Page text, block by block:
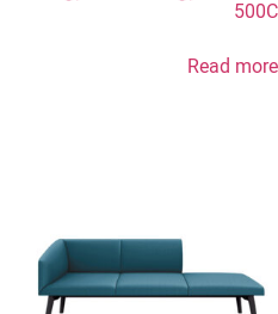
500C
Read more